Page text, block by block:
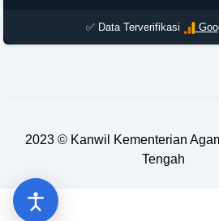
✅ Data Terverifikasi
2023 © Kanwil Kementerian
Tengah